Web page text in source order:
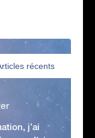
récents
j’ai